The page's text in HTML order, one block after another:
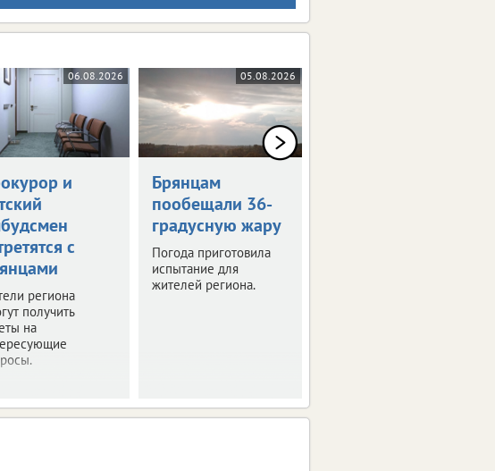
06.08.2026
и
с
региона
получить
на
05.08.2026
Брянцам
пообещали 36-
градусную жару
Погода приготовила
испытание для
жителей региона.